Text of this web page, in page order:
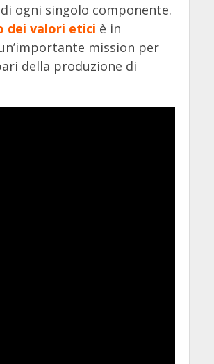
ogni singolo componente.
dei valori etici è in
mission per
della produzione di